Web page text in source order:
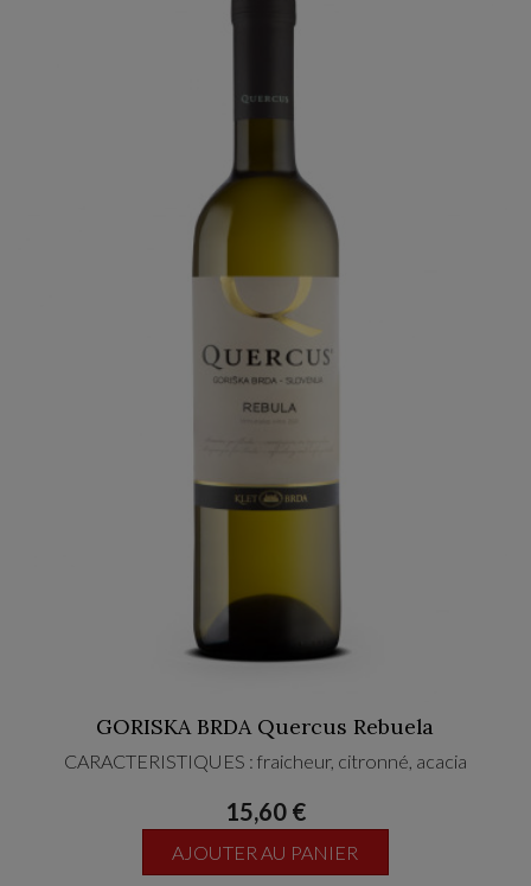
GORISKA BRDA Quercus Rebuela
CARACTERISTIQUES : fraicheur, citronné, acacia
15,60 €
AJOUTER AU PANIER